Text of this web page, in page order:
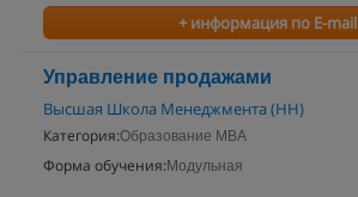
+ информация по E-mail
Управление продажами
Высшая Школа Менеджмента (НН)
Категория:Образование MBA
Форма обучения: Модульная